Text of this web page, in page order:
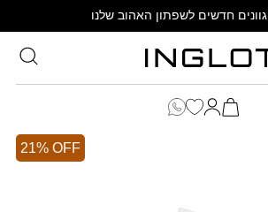
CONTENTגוונים חדשים לשפתון האהוב שלנו
כניסה
הקניות
21% OFF